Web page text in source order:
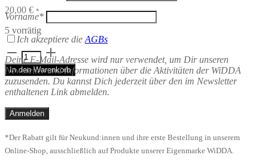
20,00 € *
5 vorrätig
Kleider
machen
Tiere
-
Laurence
Verlag
In den Warenkorb
Vorname*
Ich akzeptiere die AGBs
Deine E-Mail-Adresse wird nur verwendet, um Dir unseren
Newsletter und Informationen über die Aktivitäten der WiDDA
zuzusenden. Du kannst Dich jederzeit über den im Newsletter
enthaltenen Link abmelden.
*Der Rabatt gilt für Neukund:innen und ihre erste Bestellung in unserem
Online-Shop, ausschließlich auf Produkte unserer Eigenmarke WiDDA.